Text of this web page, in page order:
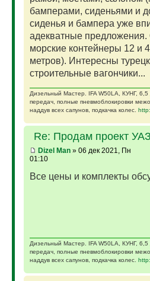
бамперами, сиденьями и
сиденья и бампера уже
адекватные
морские контейнеры 12 и
метров). Интересны
строительные вагончики...
Дизельный Мастер. IFA W50LA, КУНГ,
передач, полные пневмоблокировки
наддув всех сапунов, подкачка колес.
Re: Продам проект
Dizel Man» 06 дек 2021, Пн
01:10
Все цены и комплекты
Дизельный Мастер. IFA W50LA, КУНГ,
передач, полные пневмоблокировки
наддув всех сапунов, подкачка колес.